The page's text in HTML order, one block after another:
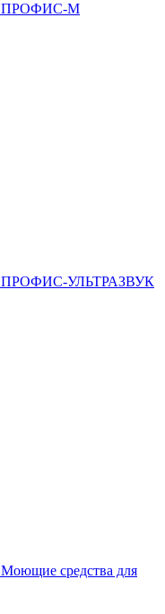
ПРОФИС-М
ПРОФИС-УЛЬТРАЗВУК
Моющие средства для